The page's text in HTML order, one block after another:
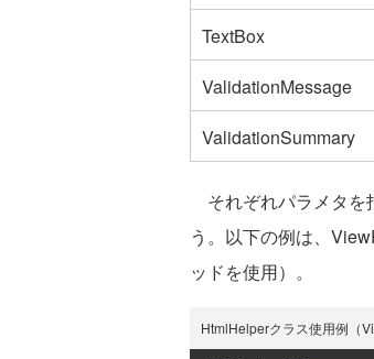
TextBox
ValidationMessage
ValidationSummary
それぞれパラメタを
う。以下の例は、
ッドを使用）。
HtmlHelperクラス使用例（